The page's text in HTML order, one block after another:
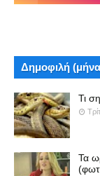
Δημοφιλή
Τι
Τα